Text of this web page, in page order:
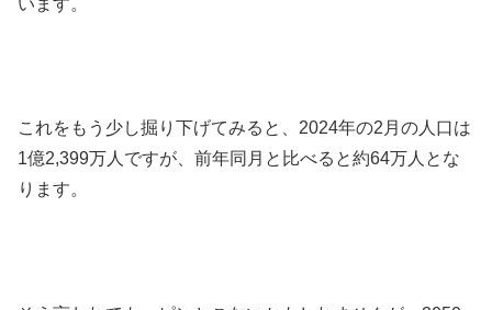
これをもう少し掘り下げてみると、2024年の2月の人口は
1億2,399万人ですが、前年同月と比べると約64万人とな
ります。